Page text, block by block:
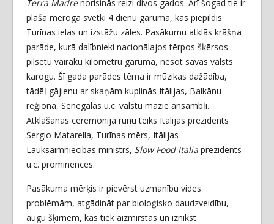
Terra Madrenorisinās reizi divos gados. Arī šogad tie ir
plaša mēroga svētki 4 dienu garumā, kas piepildīs
Turīnas ielas un izstāžu zāles. Pasākumu atklās krāšņa
parāde, kurā dalībnieki nacionālajos tērpos šķērsos
pilsētu vairāku kilometru garumā, nesot savas valsts
karogu. Šī gada parādes tēma ir mūzikas dažādība,
tādēļ gājienu ar skaņām kuplinās Itālijas, Balkānu
reģiona, Senegālas u.c. valstu mazie ansambļi.
Atklāšanas ceremonijā runu teiks Itālijas prezidents
Sergio Matarella, Turīnas mērs, Itālijas
Lauksaimniecības ministrs, Slow Food Italiaprezidents
u.c. prominences.
Pasākuma mērķis ir pievērst uzmanību vides
problēmām, atgādināt par bioloģisko daudzveidību,
augu šķirnēm, kas tiek aizmirstas un iznīkst